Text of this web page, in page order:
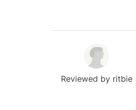
Reviewed by ritbie